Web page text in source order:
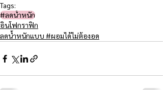
Tags:
#ลดน้ำหนัก
อินโฟกราฟิก
ลดน้ำหนักแบบ #ผอมได้ไม่ต้องอด